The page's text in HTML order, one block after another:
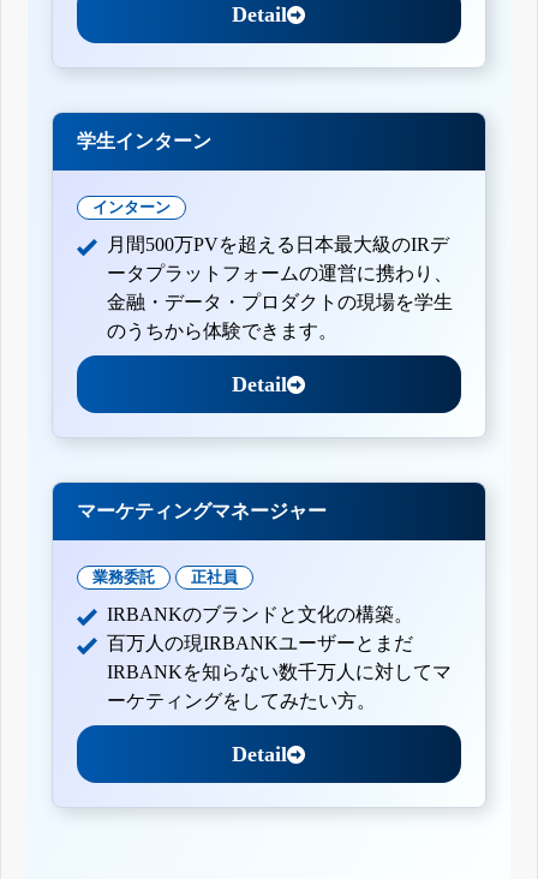
Detail
学生インターン
インターン
月間500万PVを超える日本最大級のIRデ
ータプラットフォームの運営に携わり、
金融・データ・プロダクトの現場を学生
のうちから体験できます。
Detail
マーケティングマネージャー
業務委託 正社員
IRBANKのブランドと文化の構築。
百万人の現IRBANKユーザーとまだ
IRBANKを知らない数千万人に対してマ
ーケティングをしてみたい方。
Detail